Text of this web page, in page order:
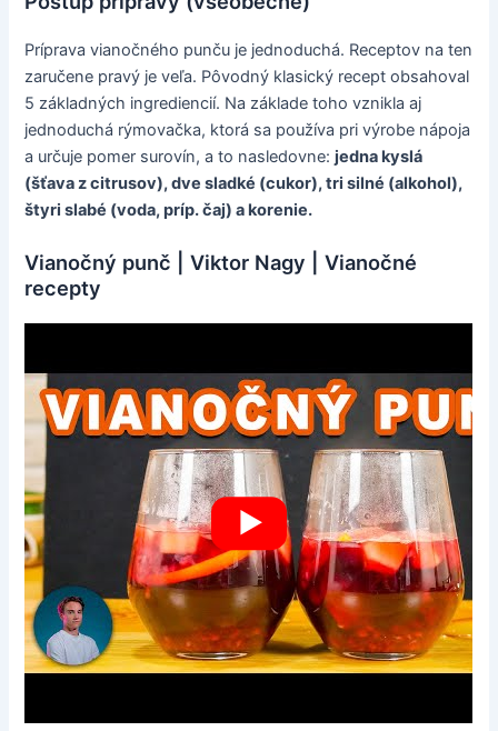
Príprava vianočného punču je jednoduchá. Receptov na ten
zaručene pravý je veľa. Pôvodný klasický recept obsahoval
5 základných ingrediencií. Na základe toho vznikla aj
jednoduchá rýmovačka, ktorá sa používa pri výrobe nápoja
a určuje pomer surovín, a to nasledovne:jedna kyslá
(šťava z citrusov), dve sladké (cukor), tri silné (alkohol),
štyri slabé (voda, príp. čaj) a korenie.
Vianočný punč | Viktor Nagy | Vianočné
recepty